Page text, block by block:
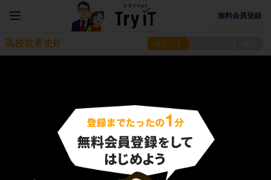
無料会員登録
高校世界史B ポイント